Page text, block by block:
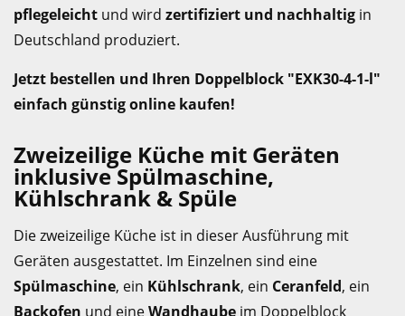
pflegeleicht und wird zertifiziert und nachhaltig in
Deutschland produziert.
Jetzt bestellen und Ihren Doppelblock "EXK30-4-1-l"
einfach günstig online kaufen!
Zweizeilige Küche mit Geräten
inklusive Spülmaschine,
Kühlschrank & Spüle
Die zweizeilige Küche ist in dieser Ausführung mit
Geräten ausgestattet. Im Einzelnen sind eine
Spülmaschine, ein Kühlschrank, ein Ceranfeld, ein
Backofen und eineWandhaube im Doppelblock